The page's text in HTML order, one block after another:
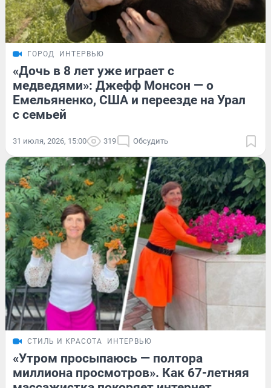
ГОРОД ИНТЕРВЬЮ
«Дочь в 8 лет уже играет с
медведями»: Джефф Монсон — о
Емельяненко, США и переезде на Урал
с семьей
31 июля, 2026, 15:00 319 Обсудить
СТИЛЬ И КРАСОТА ИНТЕРВЬЮ
«Утром просыпаюсь — полтора
миллиона просмотров». Как 67-летняя